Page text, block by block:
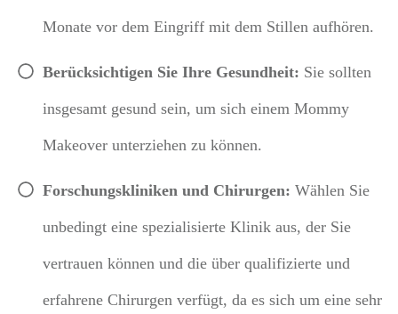
Monate vor dem Eingriff mit dem Stillen aufhören.
Berücksichtigen Sie Ihre Gesundheit: Sie sollten
insgesamt gesund sein, um sich einem Mommy
Makeover unterziehen zu können.
Forschungskliniken und Chirurgen: Wählen Sie
unbedingt eine spezialisierte Klinik aus, der Sie
vertrauen können und die über qualifizierte und
erfahrene Chirurgen verfügt, da es sich um eine sehr